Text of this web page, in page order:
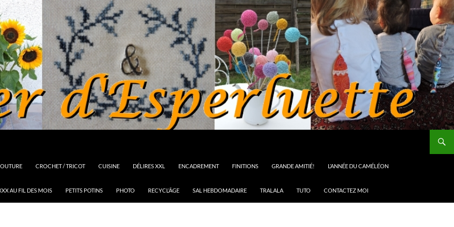
CROCHET / TRICOT CUISINE DÉLIRES XXL ENCADREMENT FINITIONS GRANDE AMITIÉ! L’ANNÉE DU CAMÉLÉON
AU FIL DES MOIS PETITS POTINS PHOTO RECYCL’ÂGE SAL HEBDOMADAIRE TRALALA TUTO CONTACTEZ MOI